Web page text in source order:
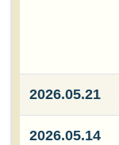
2026.05.21
2026.05.14